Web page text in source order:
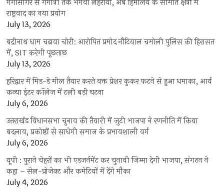
गंगासागर से गंगोत्री तक भगवा लहराया, अब हिमालय के सीमांत क्षेत्रों में
राष्ट्रवाद का नया प्रयोग
July 13, 2026
बद्रीनाथ धाम चढ़ावा चोरी: आरोपित प्रमोद नौटियाल चमोली पुलिस की हिरासत
में, SIT करेगी पूछताछ
July 13, 2026
हरिद्वार में मिड-डे मील तैयार करते वक्त प्रेशर कुकर फटने से हुआ धमाका, आर्य
कन्या इंटर कॉलेज में टली बड़ी घटना
July 6, 2026
उत्तराखंंड विधानसभा चुनाव की तैयारी में जुटी भाजपा ने रणनीति में किया
बदलाव, प्रकोष्ठों से साधेगी समाज के प्रभावशाली वर्ग
July 6, 2026
यूपी : पुराने चेहरों का भी एडजर्नमेंट कर चुनावी जिम्मा देगी भाजपा, संगठन ने
कहा – सेल-प्रोजेक्ट और कमेटियों में देंगे मौका
July 4, 2026